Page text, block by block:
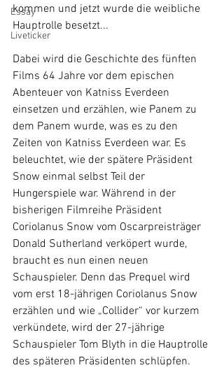
Essay
Liveticker
kommen und jetzt wurde die weibliche
Hauptrolle besetzt...
Dabei wird die Geschichte des fünften
Films 64 Jahre vor dem epischen
Abenteuer von Katniss Everdeen
einsetzen und erzählen, wie Panem zu
dem Panem wurde, was es zu den
Zeiten von Katniss Everdeen war. Es
beleuchtet, wie der spätere Präsident
Snow einmal selbst Teil der
Hungerspiele war. Während in der
bisherigen Filmreihe Präsident
Coriolanus Snow vom Oscarpreisträger
Donald Sutherland verköpert wurde,
braucht es nun einen neuen
Schauspieler. Denn das Prequel wird
vom erst 18-jährigen Coriolanus Snow
erzählen und wie „Collider“ vor kurzem
verkündete, wird der 27-jährige
Schauspieler Tom Blyth in die Hauptrolle
des späteren Präsidenten schlüpfen.